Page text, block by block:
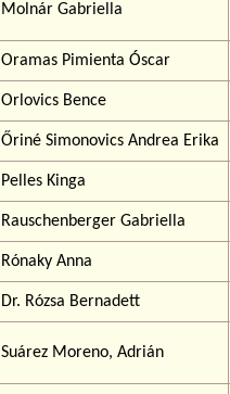
Molnár Gabriella
Oramas Pimienta Óscar
Orlovics Bence
Őriné Simonovics Andrea Erika
Pelles Kinga
Rauschenberger Gabriella
Rónaky Anna
Dr. Rózsa Bernadett
Suárez Moreno, Adrián